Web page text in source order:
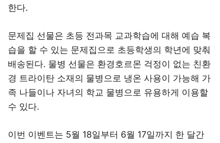
한다.
문제집 선물은 초등 전과목 교과학습에 대해 예습 복
습을 할 수 있는 문제집으로 초등학생의 학년에 맞춰
배송된다. 물병 선물은 환경호르몬 걱정이 없는 친환
경 트라이탄 소재의 물병으로 냉온 사용이 가능해 가
족 나들이나 자녀의 학교 물병으로 유용하게 이용할
수 있다.
이번 이벤트는 5월 18일부터 6월 17일까지 한 달간